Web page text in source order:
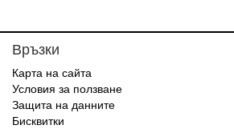
Връзки
Карта на сайта
Условия за ползване
Защита на данните
Бисквитки